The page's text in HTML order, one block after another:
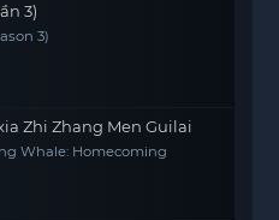
3)
3)
Zhi Zhang Men Guilai
Whale: Homecoming